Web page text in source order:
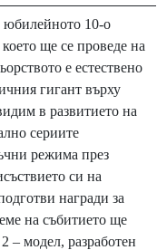
юбилейното 10-о
ще се проведе на
е естествено
гигант върху
в развитието на
сериите
режима през
си на
награди за
на събитието ще
– модел, разработен